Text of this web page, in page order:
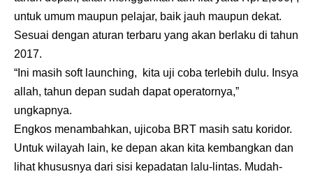
untuk umum maupun pelajar, baik jauh maupun dekat.
Sesuai dengan aturan terbaru yang akan berlaku di tahun
2017.
“Ini masih soft launching, kita uji coba terlebih dulu. Insya
allah, tahun depan sudah dapat operatornya,”
ungkapnya.
Engkos menambahkan, ujicoba BRT masih satu koridor.
Untuk wilayah lain, ke depan akan kita kembangkan dan
lihat khususnya dari sisi kepadatan lalu-lintas. Mudah-